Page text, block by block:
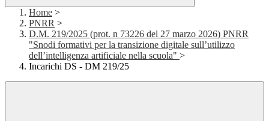
Home >
PNRR >
D.M. 219/2025 (prot. n 73226 del 27 marzo 2026) PNRR
"Snodi formativi per la transizione digitale sull’utilizzo
dell’intelligenza artificiale nella scuola" >
Incarichi DS - DM 219/25